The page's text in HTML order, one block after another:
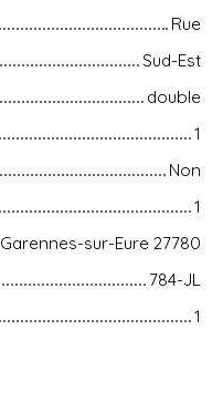
Rue
Sud-Est
double
1
Non
1
Garennes-sur-Eure 27780
784-JL
1